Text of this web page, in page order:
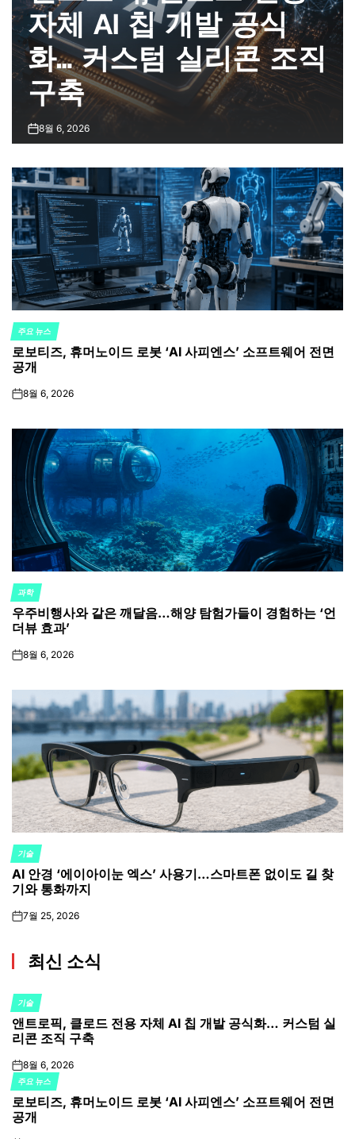
자체 AI 칩 개발 공식
화… 커스텀 실리콘 조직
구축
on8월 6, 2026
POSTED
IN
주요 뉴스
로보티즈, 휴머노이드 로봇 ‘AI 사피엔스’ 소프트웨어 전면
공개
on8월 6, 2026
POSTED
IN
과학
우주비행사와 같은 깨달음…해양 탐험가들이 경험하는 ‘언
더뷰 효과’
on8월 6, 2026
POSTED
IN
기술
AI 안경 ‘에이아이눈 엑스’ 사용기…스마트폰 없이도 길 찾
기와 통화까지
on7월 25, 2026
최신 소식
POSTED
IN
기술
앤트로픽, 클로드 전용 자체 AI 칩 개발 공식화… 커스텀 실
리콘 조직 구축
on8월 6, 2026
POSTED
IN
주요 뉴스
로보티즈, 휴머노이드 로봇 ‘AI 사피엔스’ 소프트웨어 전면
공개